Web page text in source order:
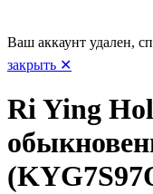
Ваш аккаунт удален,
закрыть ✕
Ri Ying